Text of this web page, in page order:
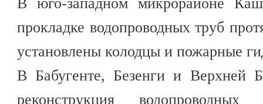
прокладке водопроводных труб
установлены колодцы и пожарные
В Бабугенте, Безенги и Верхней
реконструкция водопроводных